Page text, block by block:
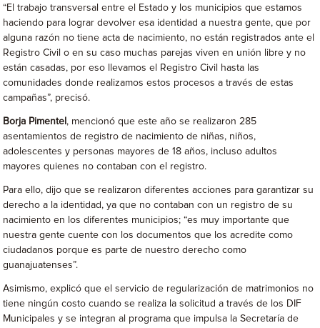
“El trabajo transversal entre el Estado y los municipios que estamos
haciendo para lograr devolver esa identidad a nuestra gente, que por
alguna razón no tiene acta de nacimiento, no están registrados ante el
Registro Civil o en su caso muchas parejas viven en unión libre y no
están casadas, por eso llevamos el Registro Civil hasta las
comunidades donde realizamos estos procesos a través de estas
campañas”, precisó.
Borja Pimentel , mencionó que este año se realizaron 285
asentamientos de registro de nacimiento de niñas, niños,
adolescentes y personas mayores de 18 años, incluso adultos
mayores quienes no contaban con el registro.
Para ello, dijo que se realizaron diferentes acciones para garantizar su
derecho a la identidad, ya que no contaban con un registro de su
nacimiento en los diferentes municipios; “es muy importante que
nuestra gente cuente con los documentos que los acredite como
ciudadanos porque es parte de nuestro derecho como
guanajuatenses”.
Asimismo, explicó que el servicio de regularización de matrimonios no
tiene ningún costo cuando se realiza la solicitud a través de los DIF
Municipales y se integran al programa que impulsa la Secretaría de